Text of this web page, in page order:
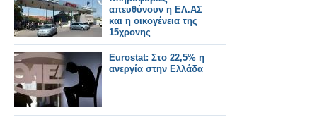
απευθύνουν η ΕΛ.ΑΣ
και η οικογένεια της
15χρονης
Eurostat: Στο 22,5% η
ανεργία στην Ελλάδα